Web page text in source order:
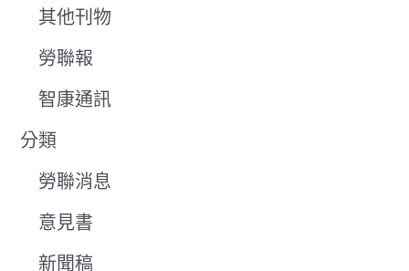
其他刊物
勞聯報
智康通訊
分類
勞聯消息
意見書
新聞稿